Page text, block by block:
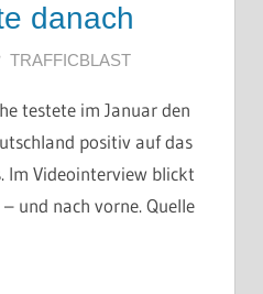
danach
TRAFFICBLAST
testete im Januar den
positiv auf das
Im Videointerview blickt
und nach vorne. Quelle